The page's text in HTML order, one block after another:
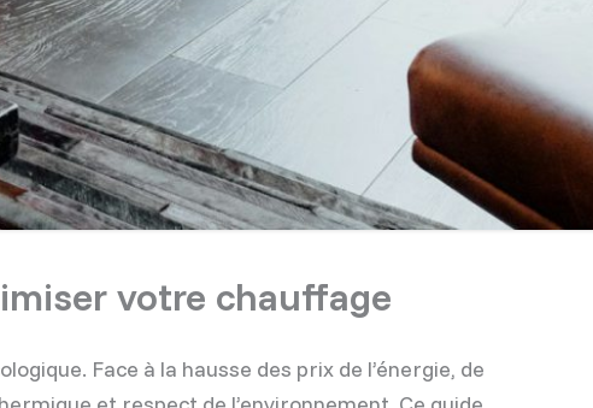
votre chauffage
Face à la hausse des prix de l’énergie, de